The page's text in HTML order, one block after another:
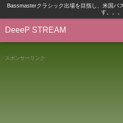
Bassmasterクラシック出場を目指し、米国バ
す。。。
DeeeP STREAM
スポンサーリンク